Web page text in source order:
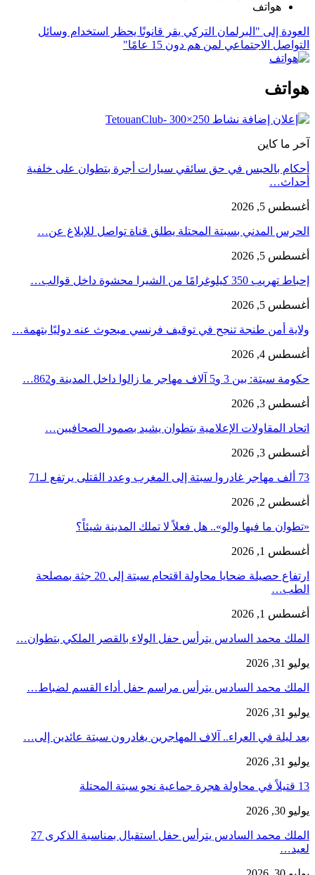
هواتف
العودة إلى "البرلمان التركي يقر قانونًا يحظر استخدام وسائل
التواصل الاجتماعي لمن هم دون 15 عامًا"
هواتف
آخر ما كاين
أحكام بالحبس في حق سائقي سيارات أجرة بتطوان على خلفية
أحداث…
أغسطس 5, 2026
الحرس المدني بسبتة المحتلة يطلق قناة تواصل للإبلاغ عن…
أغسطس 5, 2026
إحباط تهريب 350 كيلوغرامًا من الشيرا محشوة داخل قوالب…
أغسطس 5, 2026
ولاية أمن طنجة تنجح في توقيف فرنسي مبحوث عنه دوليًا بتهمة…
أغسطس 4, 2026
حكومة سبتة: بين 3 و5 آلاف مهاجر ما زالوا داخل المدينة و862…
أغسطس 3, 2026
اتحاد المقاولات الإعلامية بتطوان يشيد بصمود الصحافيين…
أغسطس 3, 2026
73 ألف مهاجر غادروا سبتة إلى المغرب وعدد القتلى يرتفع لـ71
أغسطس 2, 2026
«تطوان ما فيها والو».. هل فعلاً لا تملك المدينة شيئاً؟
أغسطس 1, 2026
ارتفاع حصيلة ضحايا محاولة اقتحام سبتة إلى 20 جثة بمصلحة
الطب…
أغسطس 1, 2026
الملك محمد السادس يترأس حفل الولاء بالقصر الملكي بتطوان…
يوليو 31, 2026
الملك محمد السادس يترأس مراسم حفل أداء القسم لضباط…
يوليو 31, 2026
بعد ليلة في العراء.. آلاف المهاجرين يغادرون سبتة عائدين إلى…
يوليو 31, 2026
13 قتيلاً في محاولة هجرة جماعية نحو سبتة المحتلة
يوليو 30, 2026
الملك محمد السادس يترأس حفل استقبال بمناسبة الذكرى 27
لعيد…